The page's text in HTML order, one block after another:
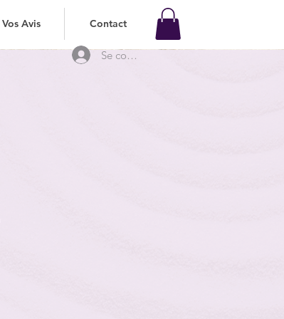
Vos Avis Contact
Vos Avis Contact
Vos Avis Contact
Se connecter